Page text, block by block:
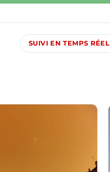
SUIVI EN TEMPS RÉEL